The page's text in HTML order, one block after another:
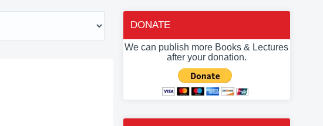
DONATE
We can publish more Books & Lectures
after your donation.